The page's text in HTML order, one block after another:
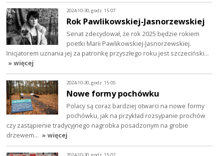
2024-10-30, godz. 15:07
Rok Pawlikowskiej-Jasnorzewskiej
Senat zdecydował, że rok 2025 będzie rokiem
poetki Marii Pawlikowskiej-Jasnorzewskiej.
Inicjatorem uznania jej za patronkę przyszłego roku jest szczeciński…
» więcej
2024-10-30, godz. 15:05
Nowe formy pochówku
Polacy są coraz bardziej otwarci na nowe formy
pochówku, jak na przykład rozsypanie prochów
czy zastąpienie tradycyjnego nagrobka posadzonym na grobie
drzewem… » więcej
2024-10-30, godz. 15:02